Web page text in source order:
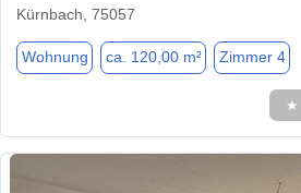
Kürnbach, 75057
Wohnung ca. 120,00 m² Zimmer 4
★